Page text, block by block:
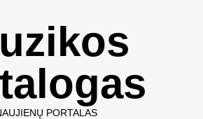
PORTALAS